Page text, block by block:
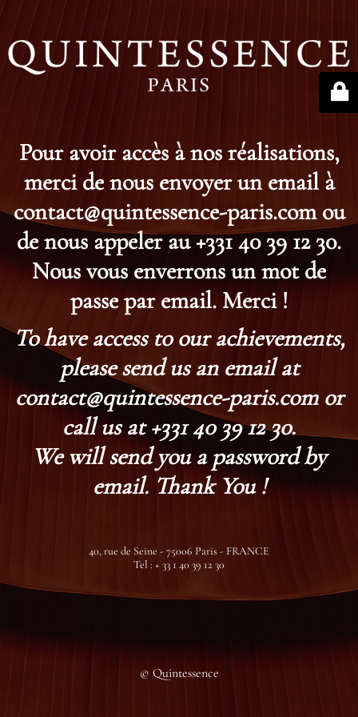
Pour avoir accès à nos réalisations,
merci de nous envoyer un email à
contact@quintessence-paris.com ou
de nous appeler au +331 40 39 12 30.
Nous vous enverrons un mot de
passe par email. Merci !
To have access to our achievements,
please send us an email at
contact@quintessence-paris.com or
call us at +331 40 39 12 30.
We will send you a password by
email. Thank You !
40, rue de Seine - 75006 Paris - FRANCE
Tel : + 33 1 40 39 12 30
© Quintessence